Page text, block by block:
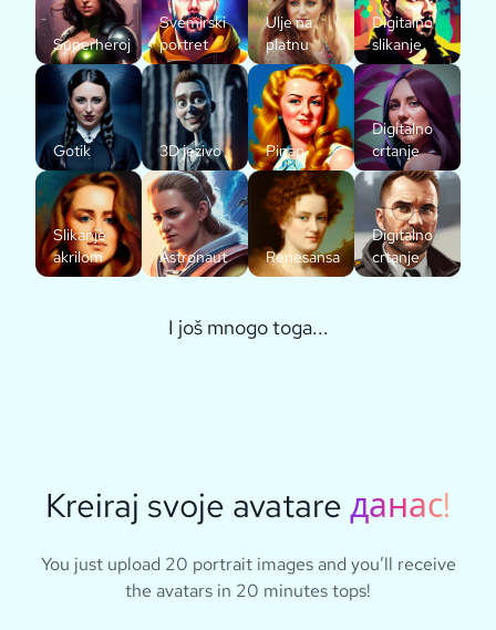
Superheroj
Svemirski
portret
Ulje na
platnu
Digitalno
slikanje
Gotik 3D jezivo Pinap
Digitalno
crtanje
Slikanje
akrilom
Astronaut Renesansa
Digitalno
crtanje
I još mnogo toga...
Kreiraj svoje avatare данас!
You just upload 20 portrait images and you’ll receive
the avatars in 20 minutes tops!